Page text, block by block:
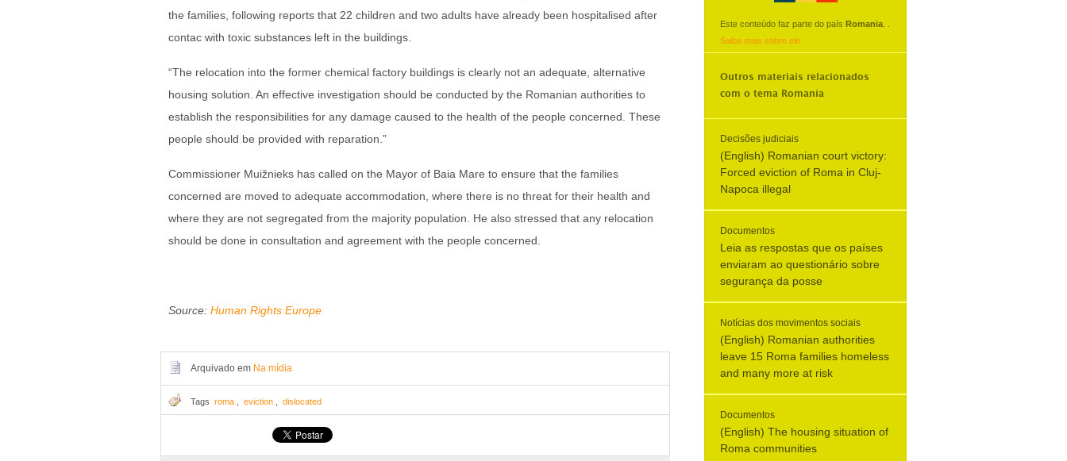
the families, following reports that 22 children and two adults have already been hospitalised after
contac with toxic substances left in the buildings.
“The relocation into the former chemical factory buildings is clearly not an adequate, alternative
housing solution. An effective investigation should be conducted by the Romanian authorities to
establish the responsibilities for any damage caused to the health of the people concerned. These
people should be provided with reparation.”
Commissioner Muižnieks has called on the Mayor of Baia Mare to ensure that the families
concerned are moved to adequate accommodation, where there is no threat for their health and
where they are not segregated from the majority population. He also stressed that any relocation
should be done in consultation and agreement with the people concerned.
Source: Human Rights Europe
Arquivado em Na mídia
Tags roma eviction dislocated
Este conteúdo faz parte do país Romania
Saiba mais sobre ele
Outros materiais relacionados
com o tema Romania
Decisões judiciais
(English) Romanian court victory:
Forced eviction of Roma in Cluj-
Napoca illegal
Documentos
Leia as respostas que os países
enviaram ao questionário sobre
segurança da posse
Notícias dos movimentos sociais
(English) Romanian authorities
leave 15 Roma families homeless
and many more at risk
Documentos
(English) The housing situation of
Roma communities